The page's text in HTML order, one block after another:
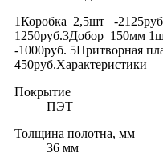
1Коробка 2,5шт -
1250руб.3Добор 150мм
-1000руб. 5Притворная
450руб.Характеристики
Покрытие
ПЭТ
Толщина полотна, мм
36 мм